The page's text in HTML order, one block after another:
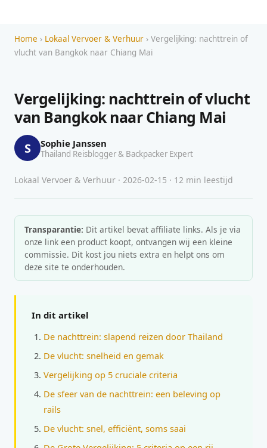
Home › Lokaal Vervoer & Verhuur › Vergelijking: nachttrein of
vlucht van Bangkok naar Chiang Mai
Vergelijking: nachttrein of vlucht
van Bangkok naar Chiang Mai
S Sophie Janssen
Thailand Reisblogger & Backpacker Expert
Lokaal Vervoer & Verhuur · 2026-02-15 · 12 min leestijd
Transparantie: Dit artikel bevat affiliate links. Als je via
onze link een product koopt, ontvangen wij een kleine
commissie. Dit kost jou niets extra en helpt ons om
deze site te onderhouden.
In dit artikel
De nachttrein: slapend reizen door Thailand
De vlucht: snelheid en gemak
Vergelijking op 5 cruciale criteria
De sfeer van de nachttrein: een beleving op
rails
De vlucht: snel, efficiënt, soms saai